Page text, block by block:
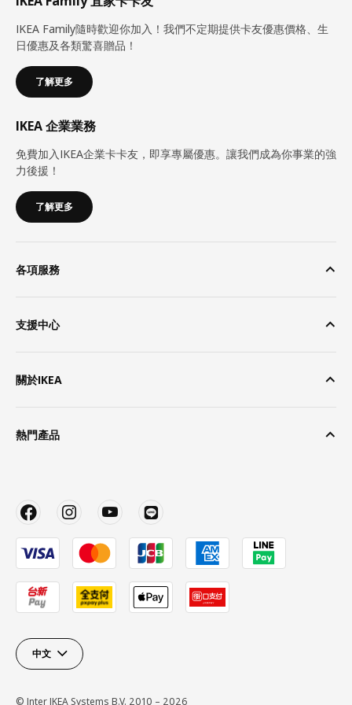
IKEA Family隨時歡迎你加入！我們不定期提供卡友優惠價格、生
日優惠及各類驚喜贈品！
了解更多
IKEA 企業業務
免費加入IKEA企業卡卡友，即享專屬優惠。讓我們成為你事業的強
力後援！
了解更多
各項服務
支援中心
關於IKEA
熱門產品
中文
© Inter IKEA Systems B.V. 2010 – 2026